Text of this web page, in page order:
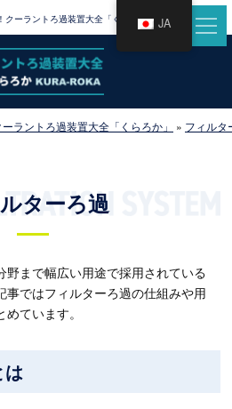
ーラントろ過装置大全「くらろか」
ラントろ過装置大全「くらろか」 » フィルタ
ターろ過
野まで幅広い用途で採用されている
事ではフィルターろ過の仕組みや用
ています。
は
JA